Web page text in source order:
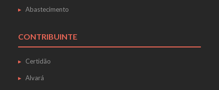
Abastecimento
CONTRIBUINTE
Certidão
Alvará